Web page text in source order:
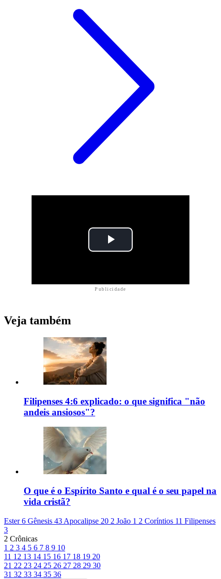
Publicidade
Veja também
Filipenses 4:6 explicado: o que significa "não
andeis ansiosos"?
O que é o Espírito Santo e qual é o seu papel na
vida cristã?
Ester 6 Gênesis 43 Apocalipse 20 2 João 1 2 Coríntios 11 Filipenses
3
2 Crônicas
1 2 3 4 5 6 7 8 9 10
11 12 13 14 15 16 17 18 19 20
21 22 23 24 25 26 27 28 29 30
31 32 33 34 35 36